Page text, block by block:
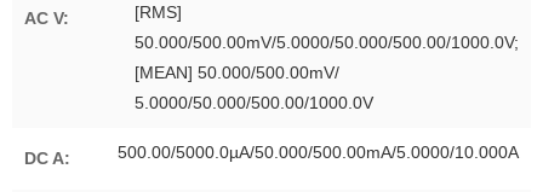
AC V:
[RMS]
50.000/500.00mV/5.0000/50.000/500.00/1000.0V;
[MEAN] 50.000/500.00mV/
5.0000/50.000/500.00/1000.0V
DC A: 500.00/5000.0µA/50.000/500.00mA/5.0000/10.000A